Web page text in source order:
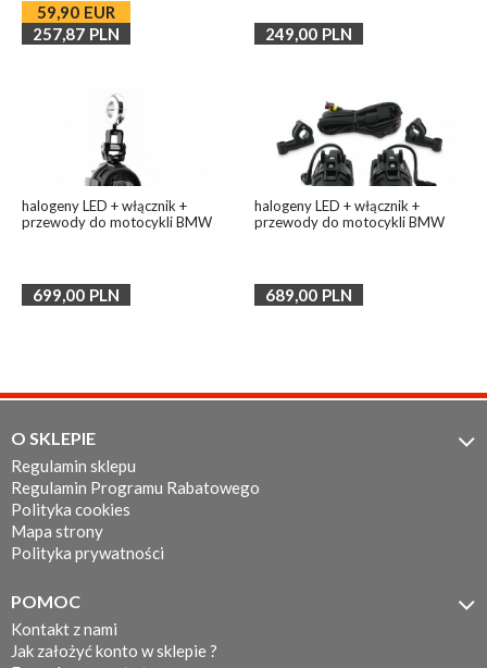
59,90 EUR
257,87 PLN 249,00 PLN
halogeny LED + włącznik +
przewody do motocykli BMW
699,00 PLN
halogeny LED + włącznik +
przewody do motocykli BMW
689,00 PLN
O SKLEPIE 
Regulamin sklepu
Regulamin Programu Rabatowego
Polityka cookies
Mapa strony
Polityka prywatności
POMOC 
Kontakt z nami
Jak założyć konto w sklepie ?